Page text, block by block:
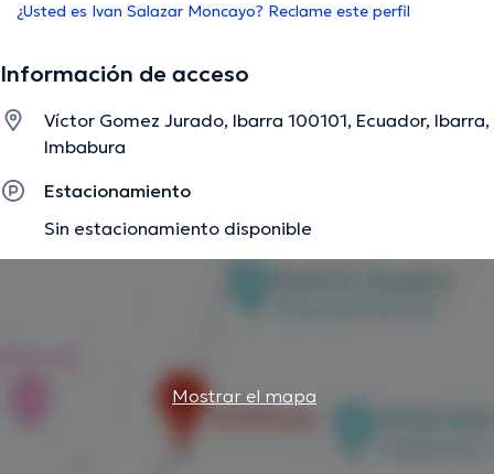
¿Usted es Ivan Salazar Moncayo? Reclame este perfil
Información de acceso
Víctor Gomez Jurado, Ibarra 100101, Ecuador, Ibarra,
Imbabura
Estacionamiento
Sin estacionamiento disponible
Mostrar el mapa